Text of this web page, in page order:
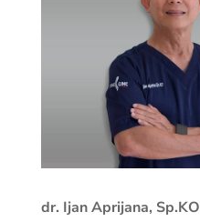
dr. Ijan Aprijana, Sp.KO